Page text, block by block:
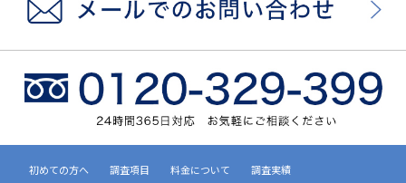
初めての方へ 調査項目 料金について
調査実績